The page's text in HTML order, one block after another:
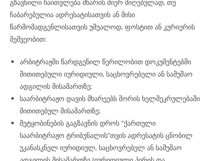
გზავნილი ჩაითვლება მხარის მიერ მიღებულად, თუ
ჩაბარებულია ადრესატისათვის ან მისი
წარმომადგენლისათვის უშუალოდ, ფოსტით ან კურიერის
მეშვეობით:
არბიტრაჟში წარდგენილ წერილობით დოკუმენტებში
მითითებული იურიდიული, საცხოვრებელი ან სამუშაო
ადგილის მისამართზე;
საარბიტრაჟო დავის მხარეებს შორის ხელშეკრულებაში
მითითებულ მისამართზე;
შეტყობინების გაგზავნის დროს “ქართული
საარბიტრაჟო ტრიბუნალის”თვის ადრესატის ცნობილ
უკანასკნელ იურიდიულ, საცხოვრებელ ან სამუშაო